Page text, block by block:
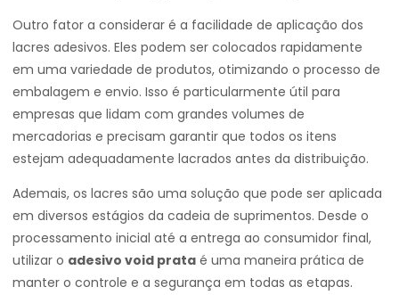
Outro fator a considerar é a facilidade de aplicação dos
lacres adesivos. Eles podem ser colocados rapidamente
em uma variedade de produtos, otimizando o processo de
embalagem e envio. Isso é particularmente útil para
empresas que lidam com grandes volumes de
mercadorias e precisam garantir que todos os itens
estejam adequadamente lacrados antes da distribuição.
Ademais, os lacres são uma solução que pode ser aplicada
em diversos estágios da cadeia de suprimentos. Desde o
processamento inicial até a entrega ao consumidor final,
utilizar o adesivo void prata é uma maneira prática de
manter o controle e a segurança em todas as etapas.